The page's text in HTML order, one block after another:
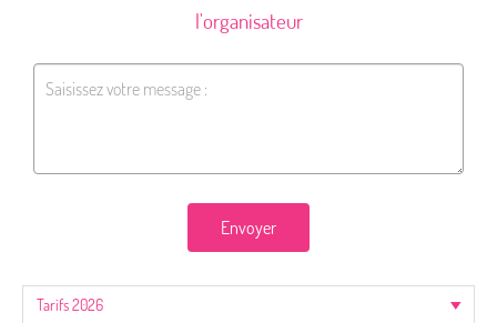
l'organisateur
Envoyer